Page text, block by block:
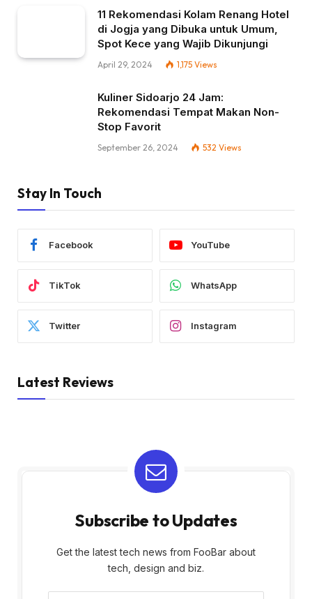
11 Rekomendasi Kolam Renang Hotel
di Jogja yang Dibuka untuk Umum,
Spot Kece yang Wajib Dikunjungi
April 29, 2024 1,175 Views
Kuliner Sidoarjo 24 Jam:
Rekomendasi Tempat Makan Non-
Stop Favorit
September 26, 2024 532 Views
Stay In Touch
Facebook YouTube
TikTok WhatsApp
Twitter Instagram
Latest Reviews
Subscribe to Updates
Get the latest tech news from FooBar about
tech, design and biz.